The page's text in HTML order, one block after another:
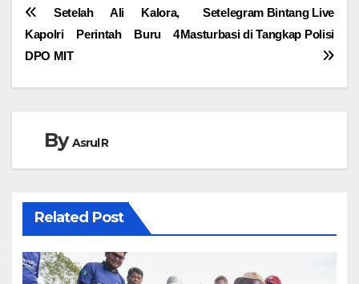
Navigasi
pos
Setelegram Bintang Live
Masturbasi di Tangkap Polisi
Setelah Ali Kalora,
Kapolri Perintah Buru 4
DPO MIT
ByAsrul R
Related Post